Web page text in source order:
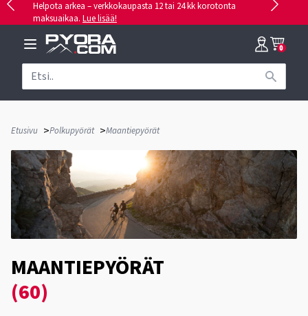
Helpota arkea – verkkokaupasta 12 tai 24 kk korotonta
maksuaikaa. Lue lisää!
0
Etusivu >Polkupyörät >Maantiepyörät
MAANTIEPYÖRÄT
(60)